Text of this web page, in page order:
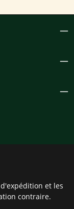
et les
contraire.